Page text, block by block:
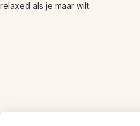
relaxed als je maar wilt.